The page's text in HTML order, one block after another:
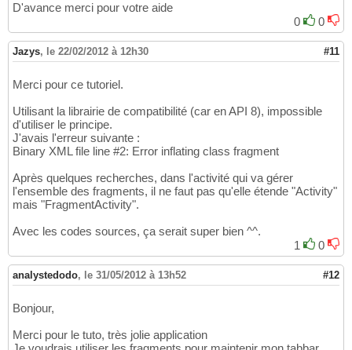
D'avance merci pour votre aide
0
0
Jazys, le 22/02/2012 à 12h30 #11
Merci pour ce tutoriel.
Utilisant la librairie de compatibilité (car en API 8), impossible
d'utiliser le principe.
J'avais l'erreur suivante :
Binary XML file line #2: Error inflating class fragment
Après quelques recherches, dans l'activité qui va gérer
l'ensemble des fragments, il ne faut pas qu'elle étende "Activity"
mais "FragmentActivity".
Avec les codes sources, ça serait super bien ^^.
1
0
analystedodo, le 31/05/2012 à 13h52 #12
Bonjour,
Merci pour le tuto, très jolie application